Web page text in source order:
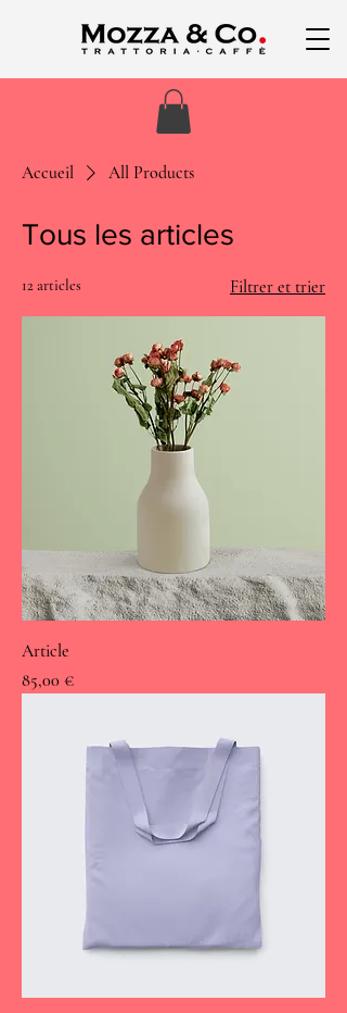
Accueil All Products
Tous les articles
12 articles Filtrer et trier
Article
Prix
85,00 €